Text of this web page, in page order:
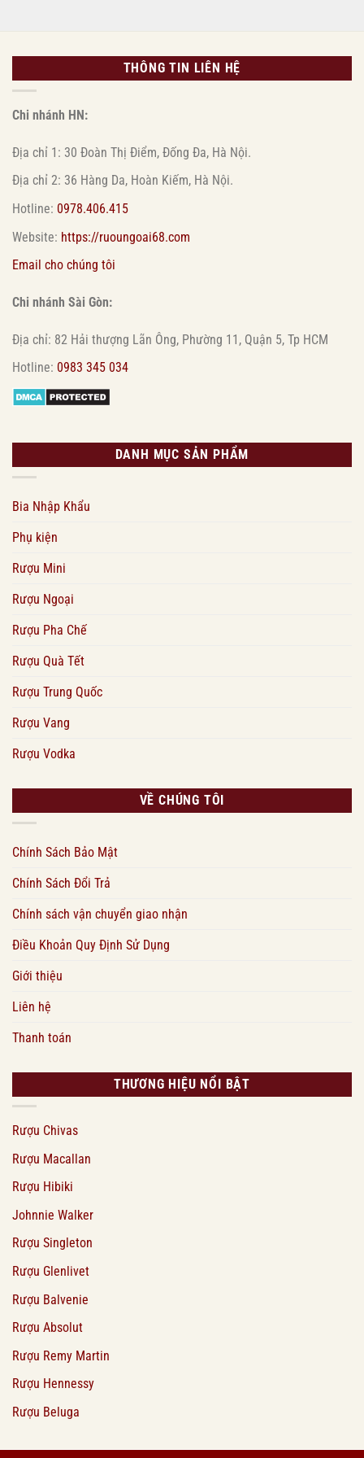
THÔNG TIN LIÊN HỆ
Chi nhánh HN:
Địa chỉ 1: 30 Đoàn Thị Điểm, Đống Đa, Hà Nội.
Địa chỉ 2: 36 Hàng Da, Hoàn Kiếm, Hà Nội.
Hotline: 0978.406.415
Website: https://ruoungoai68.com
Email cho chúng tôi
Chi nhánh Sài Gòn:
Địa chỉ: 82 Hải thượng Lãn Ông, Phường 11, Quận 5, Tp HCM
Hotline: 0983 345 034
DANH MỤC SẢN PHẨM
Bia Nhập Khẩu
Phụ kiện
Rượu Mini
Rượu Ngoại
Rượu Pha Chế
Rượu Quà Tết
Rượu Trung Quốc
Rượu Vang
Rượu Vodka
VỀ CHÚNG TÔI
Chính Sách Bảo Mật
Chính Sách Đổi Trả
Chính sách vận chuyển giao nhận
Điều Khoản Quy Định Sử Dụng
Giới thiệu
Liên hệ
Thanh toán
THƯƠNG HIỆU NỔI BẬT
Rượu Chivas
Rượu Macallan
Rượu Hibiki
Johnnie Walker
Rượu Singleton
Rượu Glenlivet
Rượu Balvenie
Rượu Absolut
Rượu Remy Martin
Rượu Hennessy
Rượu Beluga